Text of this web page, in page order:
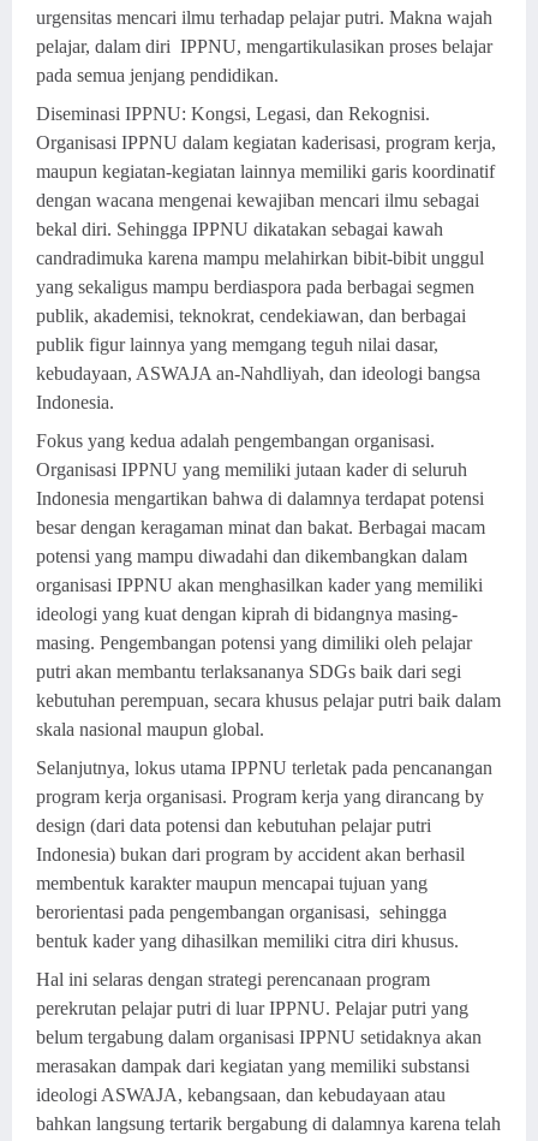
urgensitas mencari ilmu terhadap pelajar putri. Makna wajah
pelajar, dalam diri IPPNU, mengartikulasikan proses belajar
pada semua jenjang pendidikan.
Diseminasi IPPNU: Kongsi, Legasi, dan Rekognisi.
Organisasi IPPNU dalam kegiatan kaderisasi, program kerja,
maupun kegiatan-kegiatan lainnya memiliki garis koordinatif
dengan wacana mengenai kewajiban mencari ilmu sebagai
bekal diri. Sehingga IPPNU dikatakan sebagai kawah
candradimuka karena mampu melahirkan bibit-bibit unggul
yang sekaligus mampu berdiaspora pada berbagai segmen
publik, akademisi, teknokrat, cendekiawan, dan berbagai
publik figur lainnya yang memgang teguh nilai dasar,
kebudayaan, ASWAJA an-Nahdliyah, dan ideologi bangsa
Indonesia.
Fokus yang kedua adalah pengembangan organisasi.
Organisasi IPPNU yang memiliki jutaan kader di seluruh
Indonesia mengartikan bahwa di dalamnya terdapat potensi
besar dengan keragaman minat dan bakat. Berbagai macam
potensi yang mampu diwadahi dan dikembangkan dalam
organisasi IPPNU akan menghasilkan kader yang memiliki
ideologi yang kuat dengan kiprah di bidangnya masing-
masing. Pengembangan potensi yang dimiliki oleh pelajar
putri akan membantu terlaksananya SDGs baik dari segi
kebutuhan perempuan, secara khusus pelajar putri baik dalam
skala nasional maupun global.
Selanjutnya, lokus utama IPPNU terletak pada pencanangan
program kerja organisasi. Program kerja yang dirancang by
design (dari data potensi dan kebutuhan pelajar putri
Indonesia) bukan dari program by accident akan berhasil
membentuk karakter maupun mencapai tujuan yang
berorientasi pada pengembangan organisasi, sehingga
bentuk kader yang dihasilkan memiliki citra diri khusus.
Hal ini selaras dengan strategi perencanaan program
perekrutan pelajar putri di luar IPPNU. Pelajar putri yang
belum tergabung dalam organisasi IPPNU setidaknya akan
merasakan dampak dari kegiatan yang memiliki substansi
ideologi ASWAJA, kebangsaan, dan kebudayaan atau
bahkan langsung tertarik bergabung di dalamnya karena telah